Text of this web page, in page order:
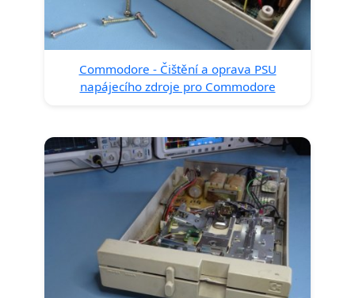
Commodore - Čištění a oprava PSU
napájecího zdroje pro Commodore